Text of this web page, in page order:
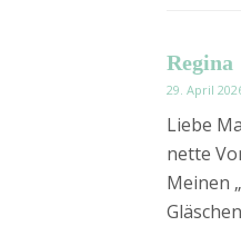
Regina
29. April
Liebe
nette
Meinen